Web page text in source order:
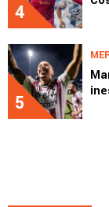
4
5